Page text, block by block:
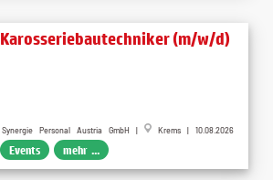
Karosseriebautechniker (m/w/d)
Synergie Personal Austria GmbH | Krems | 10.08.2026
Events mehr ...